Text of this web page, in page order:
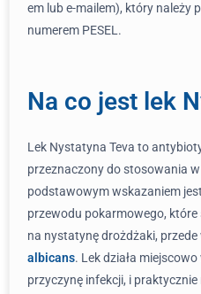
em lub e-mailem), który należy
numerem PESEL.
Na co jest lek
Lek Nystatyna Teva to
przeznaczony do stosowania
podstawowym wskazaniem
przewodu pokarmowego,
na nystatynę drożdżaki,
albicans. Lek działa
przyczynę infekcji, i praktycznie